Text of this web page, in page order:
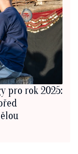
pro rok 2025: